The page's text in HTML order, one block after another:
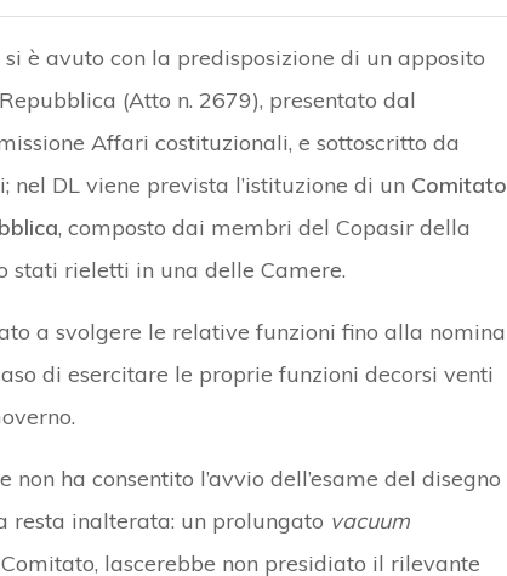
è avuto con la predisposizione di un apposito
(Atto n. 2679), presentato dal
Affari costituzionali, e sottoscritto da
DL viene prevista l’istituzione di un Comitato
, composto dai membri del Copasir della
stati rieletti in una delle Camere.
a svolgere le relative funzioni fino alla nomina
di esercitare le proprie funzioni decorsi venti
ha consentito l’avvio dell’esame del disegno
resta inalterata: un prolungato vacuum
lascerebbe non presidiato il rilevante